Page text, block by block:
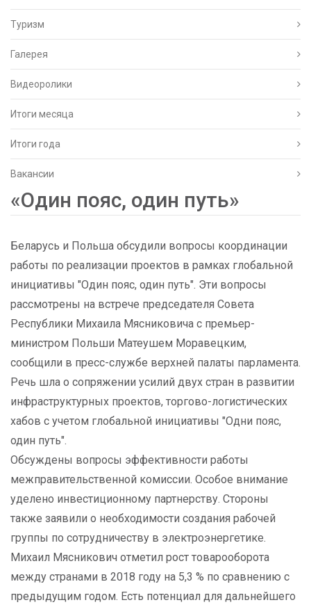
Туризм
Галерея
Видеоролики
Итоги месяца
Итоги года
Вакансии
«Один пояс, один путь»
Беларусь и Польша обсудили вопросы координации
работы по реализации проектов в рамках глобальной
инициативы "Один пояс, один путь". Эти вопросы
рассмотрены на встрече председателя Совета
Республики Михаила Мясниковича с премьер-
министром Польши Матеушем Моравецким,
сообщили в пресс-службе верхней палаты парламента.
Речь шла о сопряжении усилий двух стран в развитии
инфраструктурных проектов, торгово-логистических
хабов с учетом глобальной инициативы "Одни пояс,
один путь".
Обсуждены вопросы эффективности работы
межправительственной комиссии. Особое внимание
уделено инвестиционному партнерству. Стороны
также заявили о необходимости создания рабочей
группы по сотрудничеству в электроэнергетике.
Михаил Мясникович отметил рост товарооборота
между странами в 2018 году на 5,3 % по сравнению с
предыдущим годом. Есть потенциал для дальнейшего